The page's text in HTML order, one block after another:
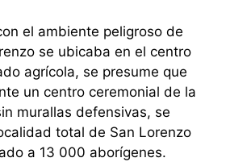
el ambiente peligroso de
se ubicaba en el centro
agrícola, se presume que
un centro ceremonial de la
murallas defensivas, se
total de San Lorenzo
a 13 000 aborígenes.